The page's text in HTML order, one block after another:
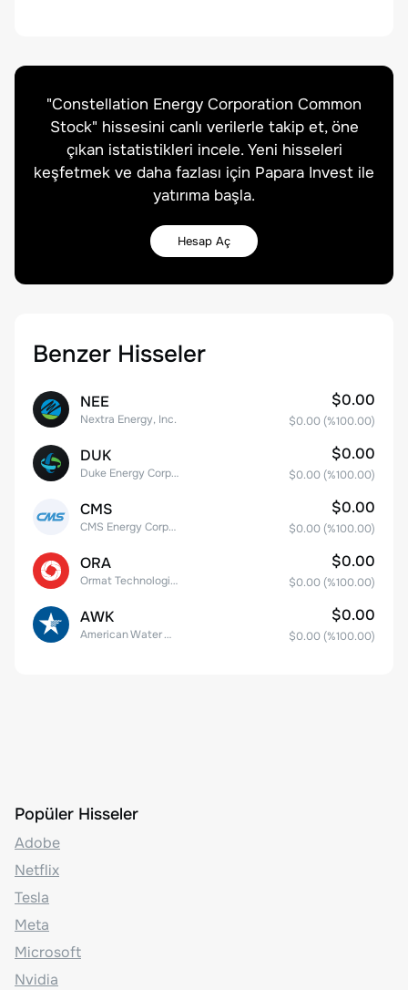
"Constellation Energy Corporation Common
Stock" hissesini canlı verilerle takip et, öne
çıkan istatistikleri incele. Yeni hisseleri
keşfetmek ve daha fazlası için Papara Invest ile
yatırıma başla.
Hesap Aç
Benzer Hisseler
NEE
Nextra Energy, Inc.
$0.00
$0.00 (%100.00)
DUK
Duke Energy Corporation
$0.00
$0.00 (%100.00)
CMS
CMS Energy Corporation
$0.00
$0.00 (%100.00)
ORA
Ormat Technologies, Inc.
$0.00
$0.00 (%100.00)
AWK
American Water Works Company, Inc
$0.00
$0.00 (%100.00)
Popüler Hisseler
Adobe
Netflix
Tesla
Meta
Microsoft
Nvidia